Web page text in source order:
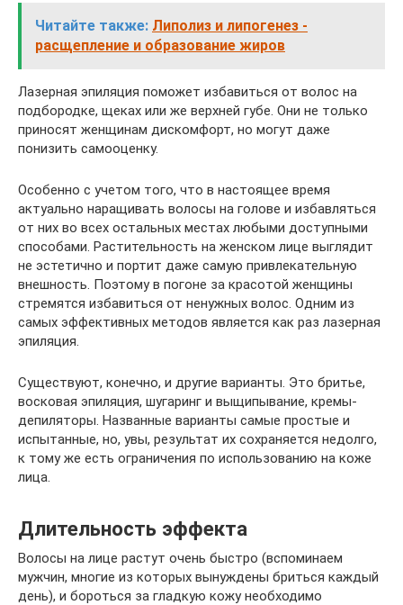
Читайте также: Липолиз и липогенез -
расщепление и образование жиров
Лазерная эпиляция поможет избавиться от волос на
подбородке, щеках или же верхней губе. Они не только
приносят женщинам дискомфорт, но могут даже
понизить самооценку.
Особенно с учетом того, что в настоящее время
актуально наращивать волосы на голове и избавляться
от них во всех остальных местах любыми доступными
способами. Растительность на женском лице выглядит
не эстетично и портит даже самую привлекательную
внешность. Поэтому в погоне за красотой женщины
стремятся избавиться от ненужных волос. Одним из
самых эффективных методов является как раз лазерная
эпиляция.
Существуют, конечно, и другие варианты. Это бритье,
восковая эпиляция, шугаринг и выщипывание, кремы-
депиляторы. Названные варианты самые простые и
испытанные, но, увы, результат их сохраняется недолго,
к тому же есть ограничения по использованию на коже
лица.
Длительность эффекта
Волосы на лице растут очень быстро (вспоминаем
мужчин, многие из которых вынуждены бриться каждый
день), и бороться за гладкую кожу необходимо